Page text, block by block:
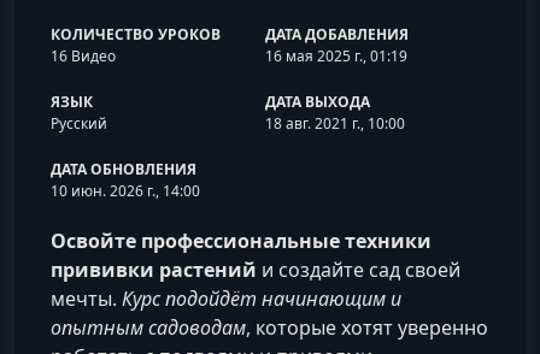
КОЛИЧЕСТВО УРОКОВ
16 Видео
ДАТА ДОБАВЛЕНИЯ
16 мая 2025 г., 01:19
ЯЗЫК
Русский
ДАТА ВЫХОДА
18 авг. 2021 г., 10:00
ДАТА ОБНОВЛЕНИЯ
10 июн. 2026 г., 14:00
Освойте профессиональные техники
прививки растений и создайте сад своей
мечты. Курс подойдёт начинающим и
опытным садоводам, которые хотят уверенно